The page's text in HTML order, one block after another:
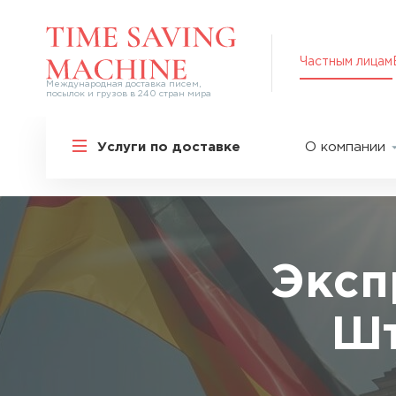
Международная доставка писем,
посылок и грузов в 240 стран мира
Частным лицам
Услуги по доставке
Международная доставка
СНГ
Экспресс-доставка в Россию
Специальные сервисы
Самые срочные тарифы
Перевозка специальных грузов
Дополнительные услуги
Популярные направления
О компании
Оплата
Вакансии